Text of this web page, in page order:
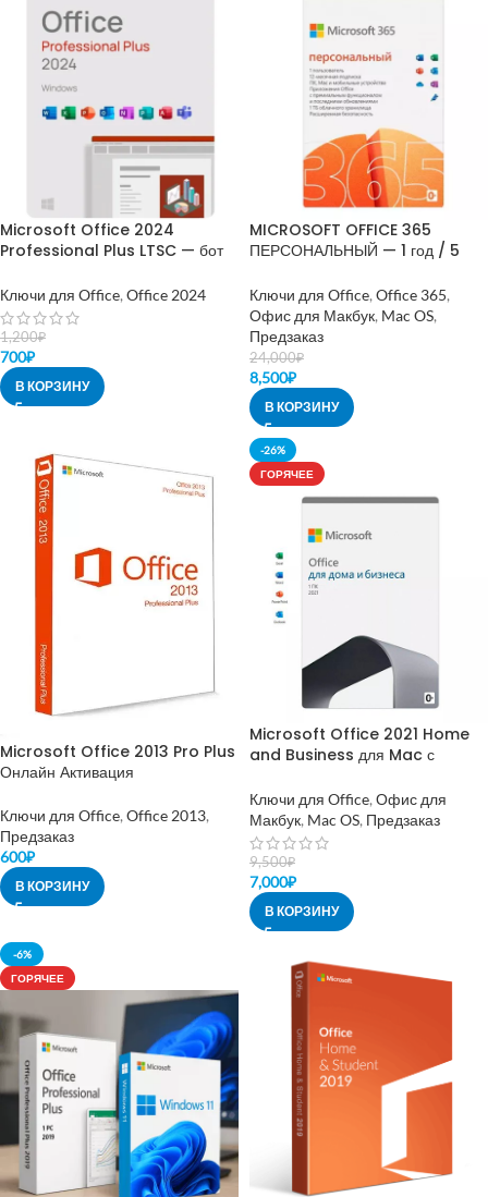
Microsoft Office 2024
Professional Plus LTSC — бот
Ключи для Office, Office 2024
1,200₽
700₽
В КОРЗИНУ
MICROSOFT OFFICE 365
ПЕРСОНАЛЬНЫЙ — 1 год / 5
Ключи для Office, Office 365,
Офис для Макбук, Mac OS,
Предзаказ
24,000₽
8,500₽
В КОРЗИНУ
Microsoft Office 2013 Pro Plus
Онлайн Активация
Ключи для Office, Office 2013,
Предзаказ
600₽
В КОРЗИНУ
-26%
ГОРЯЧЕЕ
Microsoft Office 2021 Home
and Business для Mac с
Ключи для Office, Офис для
Макбук, Mac OS, Предзаказ
9,500₽
7,000₽
В КОРЗИНУ
-6%
ГОРЯЧЕЕ